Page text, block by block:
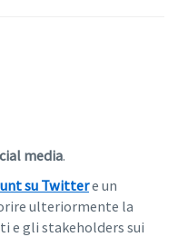
media.
su Twittere un
ulteriormente la
e gli stakeholders sui